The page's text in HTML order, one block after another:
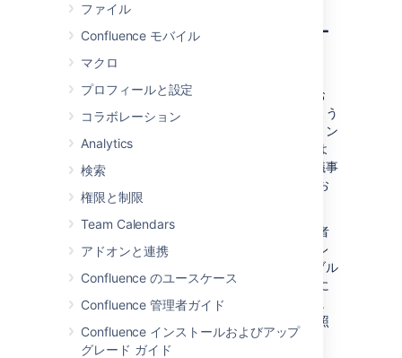
ファイル
Confluence モバイル
マクロ
プロフィールと設定
コラボレーション
Analytics
検索
権限と制限
Team Calendars
アドオンと連携
Confluence のユースケース
Confluence 管理者ガイド
Confluence インストールおよびアップ
グレード ガイド
ブループリントテンプレー
トのカスタマイズ
ブループリントはテンプレートで構成されてお
り、個別のスペースまたはサイト全体に合うよう
にカスタマイズできます。つまり、ブループリン
ト ページのコンテンツを特定のニーズに合うよ
うに変更できます。たとえば、ミーティング議事
録ブループリント テンプレートを更新して、お
詫びの見出しを組み込むことも可能です。
スペース管理者権限 を持っている場合、 管理者
をしているスペースのブループリント テンプレ
ートをカスタマイズできます。サイト全体のブル
ープリント テンプレートをカスタマイズするに
は、Confluence 管理者でなければなりません。
」を参照
してください。